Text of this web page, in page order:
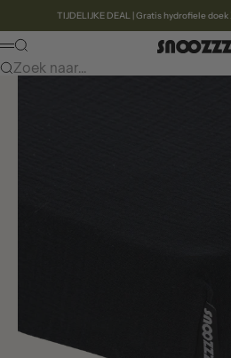
TIJDELIJKE DEAL | Gratis hydrofiele
Snoozzz
Menu
Zoeken
Zoek naar...